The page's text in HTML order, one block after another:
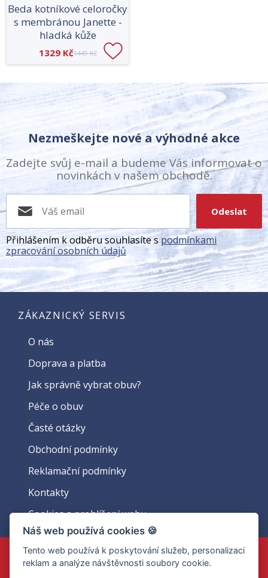
Náš web používá cookies 🍪
Tento web používá k poskytování služeb, personalizaci
reklam a analýze návštěvnosti soubory cookie.
Beda kotníkové celoročky
s membránou Janette -
hladká kůže
1329 Kč1449 Kč
Nezmeškejte nové a výhodné akce
Zadejte svůj e-mail a budeme Vás informovat o
novinkách v našem obchodě.
Odeslat
Přihlášením k odběru souhlasíte spodmínkami
zpracování osobních údajů
KONTAKTUJTE NÁS
ZÁKAZNICKÝ SERVIS
O nás
Doprava a platba
Jak správně vybrat obuv?
Péče o obuv
Časté otázky
Obchodní podmínky
Reklamační podmínky
Kontakty
Cookies a prohlížení webu